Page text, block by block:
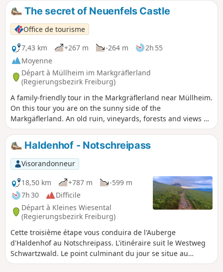
The secret of Neuenfels Castle
Office de tourisme
7,43 km
+267 m -264 m
2h 55
Moyenne
Départ à Müllheim im Markgräflerland
(Regierungsbezirk Freiburg)
A family-friendly tour in the Markgräflerland near Müllheim.
On this tour you are on the sunny side of the
Markgäflerland. An old ruin, vineyards, forests and views as
far as France promise variety and adventure.
Haldenhof - Notschreipass
Visorandonneur
18,50 km
+787 m
-599 m
7h 30
Difficile
Départ à Kleines Wiesental
(Regierungsbezirk Freiburg)
Cette troisième étape vous conduira de l'Auberge
d'Haldenhof au Notschreipass. L'itinéraire suit le Westweg
Schwartzwald. Le point culminant du jour se situe au
Belchen qui vous offrira un point de vue panoramique. Par